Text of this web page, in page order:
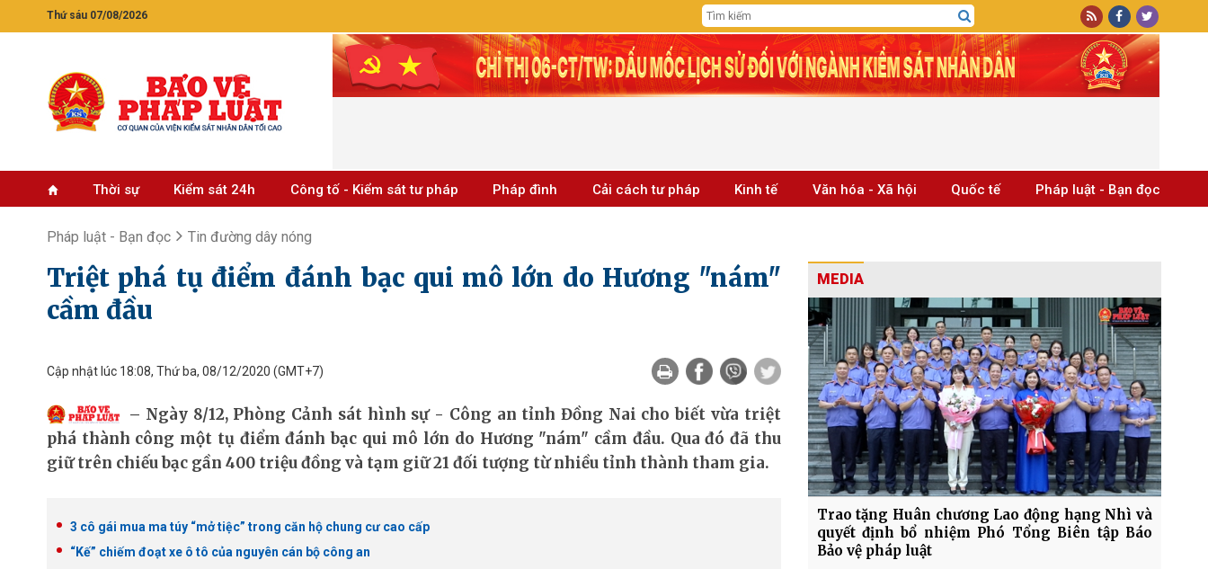
Thứ sáu 07/08/2026
Thời sự Kiểm sát 24h Công tố - Kiểm sát tư pháp Pháp đình Cải cách tư pháp Kinh tế Văn hóa - Xã hội Quốc tế Pháp luật - Bạn đọc
Pháp luật - Bạn đọc Tin đường dây nóng
Triệt phá tụ điểm đánh bạc qui mô lớn do Hương "nám"
cầm đầu
Cập nhật lúc 18:08, Thứ ba, 08/12/2020 (GMT+7)
Ngày 8/12, Phòng Cảnh sát hình sự - Công an tỉnh Đồng Nai cho biết vừa triệt
phá thành công một tụ điểm đánh bạc qui mô lớn do Hương "nám" cầm đầu. Qua đó đã thu
giữ trên chiếu bạc gần 400 triệu đồng và tạm giữ 21 đối tượng từ nhiều tỉnh thành tham gia.
3 cô gái mua ma túy “mở tiệc” trong căn hộ chung cư cao cấp
“Kế” chiếm đoạt xe ô tô của nguyên cán bộ công an
MEDIA
Trao tặng Huân chương Lao động hạng Nhì và
quyết định bổ nhiệm Phó Tổng Biên tập Báo
Bảo vệ pháp luật